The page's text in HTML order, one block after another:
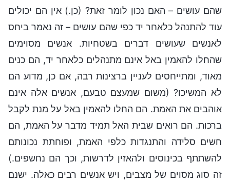
שהם עושים – האם נכון לומר זאת? (כן.) אין הם יכולים
עוד להתנהל כלאחר יד כפי שהם עושים – זה נאמר ביחס
לאנשים שעושים דברים בשטחיות. אנשים מסוימים
שהחלו להאמין באל אינם מתנהלים כלאחר יד, הם כנים
מאוד, ומתייחסים לעניין ברצינות רבה, אם כן, מדוע הם
לא המשיכו? (משום שמעצם טבעם, אנשים אלה אינם
אוהבים את האמת. הם החלו להאמין באל על מנת לקבל
ברכות. הם רואים שבית האל תמיד מדבר על האמת, הם
חשים סלידה והתנגדות כלפי האמת, ופוחתת נכונותם
להשתתף בכינוסים ולהאזין לדרשות, וכך הם נחשפים.)
זה סוג מסוים של מצבים, ויש אנשים רבים כאלה. ישנם